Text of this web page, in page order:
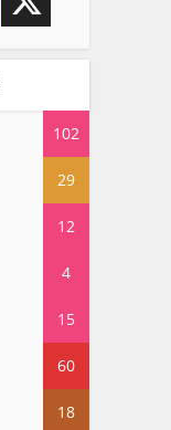
102
29
12
4
15
60
18